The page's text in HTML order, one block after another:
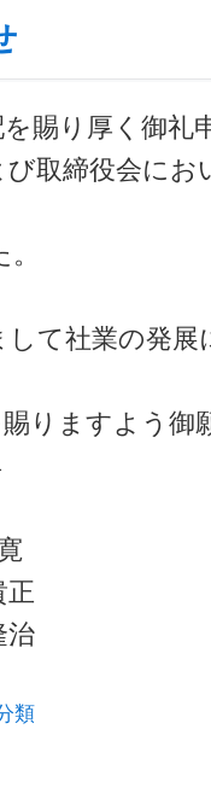
賜り厚く御礼
取締役会にお
て社業の発展
りますよう御
類